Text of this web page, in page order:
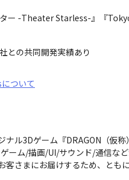
ー -Theater Starless-』『
との共同開発実績あり
ついて
ナル3Dゲーム『DRAGON（仮
ーム/描画/UI/サウンド/通信な
客さまにお届けするため、と